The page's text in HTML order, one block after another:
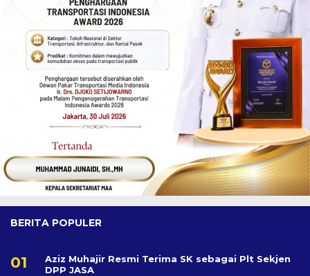
BERITA POPULER
Aziz Muhajir Resmi Terima SK sebagai Plt Sekjen
DPP JASA